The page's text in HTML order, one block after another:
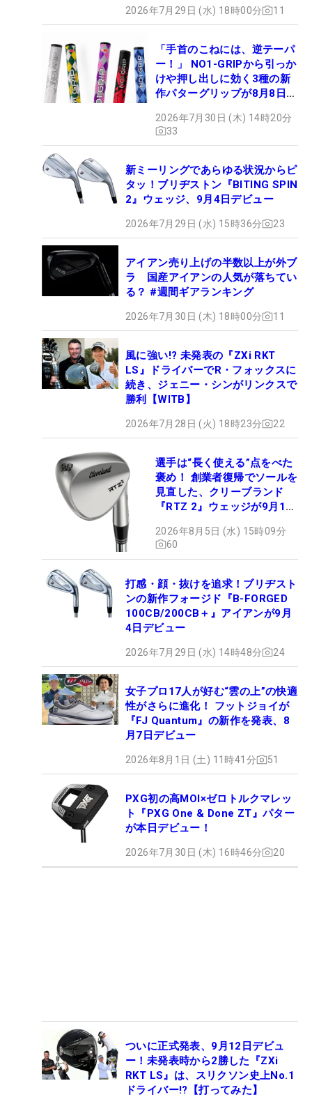
2026年7月29日 (水) 18時00分 11
「手首のこねには、逆テーパ
ー！」 NO1-GRIPから引っか
けや押し出しに効く3種の新
作パターグリップが8月8日デ
2026年7月30日 (木) 14時20分
33
新ミーリングであらゆる状況からピ
タッ！ブリヂストン『BITING SPIN
2』ウェッジ、9月4日デビュー
2026年7月29日 (水) 15時36分 23
アイアン売り上げの半数以上が外ブ
ラ 国産アイアンの人気が落ちてい
る？ #週間ギアランキング
2026年7月30日 (木) 18時00分 11
風に強い!? 未発表の『ZXi RKT
LS』ドライバーでR・フォックスに
続き、ジェニー・シンがリンクスで
勝利【WITB】
2026年7月28日 (火) 18時23分 22
選手は“長く使える”点をべた
褒め！ 創業者復帰でソールを
見直した、クリーブランド
『RTZ 2』ウェッジが9月12
2026年8月5日 (水) 15時09分
60
打感・顔・抜けを追求！ブリヂスト
ンの新作フォージド『B-FORGED
100CB/200CB＋』アイアンが9月
4日デビュー
2026年7月29日 (水) 14時48分 24
女子プロ17人が好む“雲の上”の快適
性がさらに進化！ フットジョイが
『FJ Quantum』の新作を発表、8
月7日デビュー
2026年8月1日 (土) 11時41分 51
PXG初の高MOI×ゼロトルクマレッ
ト『PXG One & Done ZT』パター
が本日デビュー！
2026年7月30日 (木) 16時46分 20
ついに正式発表、9月12日デビュ
ー！未発表時から2勝した『ZXi
RKT LS』は、スリクソン史上No.1
ドライバー!?【打ってみた】